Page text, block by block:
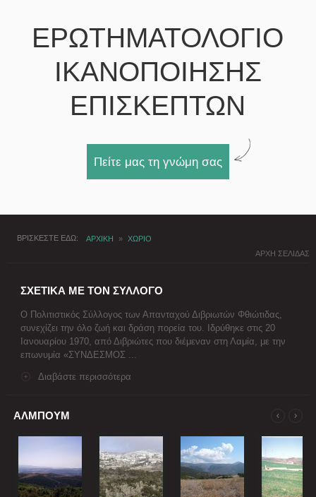
ΕΡΩΤΗΜΑΤΟΛΟΓΙΟ
ΙΚΑΝΟΠΟΙΗΣΗΣ
ΕΠΙΣΚΕΠΤΩΝ
Πείτε μας τη γνώμη σας
ΒΡΙΣΚΕΣΤΕ ΕΔΩ ΑΡΧΙΚΗ » ΧΩΡΙΟ
ΑΡΧΗ ΣΕΛΙΔΑΣ
ΣΧΕΤΙΚΑ ΜΕ ΤΟΝ ΣΥΛΛΟΓΟ
Ο Πολιτιστικός Σύλλογος των Απανταχού Διβριωτών Φθιώτιδας,
συνεχίζει την όλο ζωή και δράση πορεία του. Ιδρύθηκε στις 20
Ιανουαρίου 1970, από Διβριώτες που διέμεναν στη Λαμία, με την
επωνυμία «ΣΥΝΔΕΣΜΟΣ ...
Διαβάστε περισσότερα
ΑΛΜΠΟΥΜ